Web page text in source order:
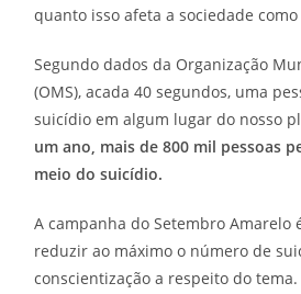
quanto isso afeta a sociedade
Segundo dados da Organização
(OMS), acada 40 segundos, uma
suicídio em algum lugar do nosso
um ano, mais de 800 mil pessoas
meio do suicídio.
A campanha do Setembro Amarelo
reduzir ao máximo o número de
conscientização a respeito do